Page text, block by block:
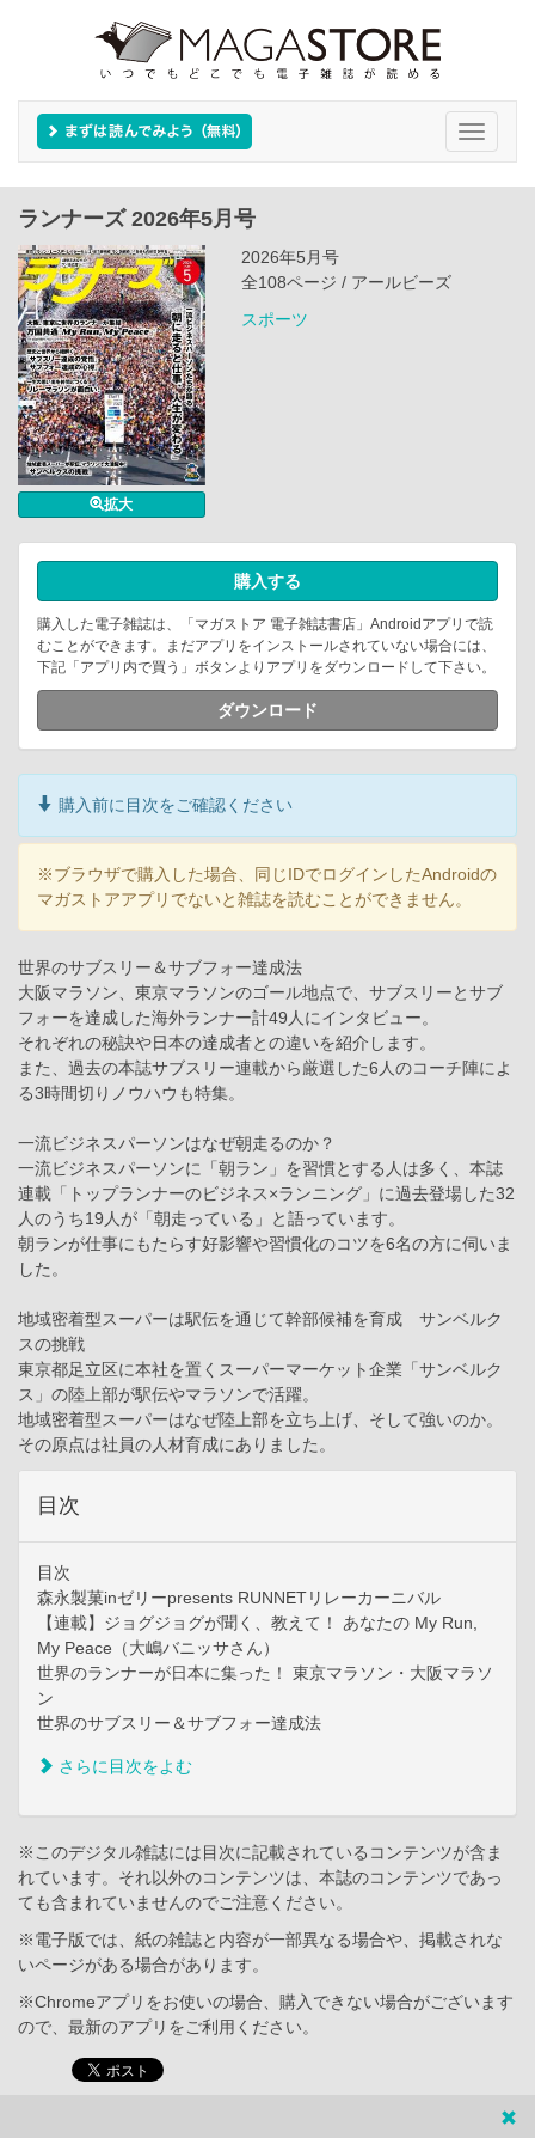
Toggle
ランナーズ 2026年5月号
拡大
2026年5月号
全108ページ / アールビーズ
スポーツ
購入する
購入した電子雑誌は、「マガストア 電子雑誌書店」Androidアプリで読
むことができます。まだアプリをインストールされていない場合には、
下記「アプリ内で買う」ボタンよりアプリをダウンロードして下さい。
ダウンロード
購入前に目次をご確認ください
※ブラウザで購入した場合、同じIDでログインしたAndroidの
マガストアアプリでないと雑誌を読むことができません。
世界のサブスリー＆サブフォー達成法
大阪マラソン、東京マラソンのゴール地点で、サブスリーとサブ
フォーを達成した海外ランナー計49人にインタビュー。
それぞれの秘訣や日本の達成者との違いを紹介します。
また、過去の本誌サブスリー連載から厳選した6人のコーチ陣によ
る3時間切りノウハウも特集。
一流ビジネスパーソンはなぜ朝走るのか？
一流ビジネスパーソンに「朝ラン」を習慣とする人は多く、本誌
連載「トップランナーのビジネス×ランニング」に過去登場した32
人のうち19人が「朝走っている」と語っています。
朝ランが仕事にもたらす好影響や習慣化のコツを6名の方に伺いま
した。
地域密着型スーパーは駅伝を通じて幹部候補を育成 サンベルク
スの挑戦
東京都足立区に本社を置くスーパーマーケット企業「サンベルク
ス」の陸上部が駅伝やマラソンで活躍。
地域密着型スーパーはなぜ陸上部を立ち上げ、そして強いのか。
その原点は社員の人材育成にありました。
目次
目次
森永製菓inゼリーpresents RUNNETリレーカーニバル
【連載】ジョグジョグが聞く、教えて！ あなたの My Run,
My Peace（大嶋バニッサさん）
世界のランナーが日本に集った！ 東京マラソン・大阪マラソ
ン
世界のサブスリー＆サブフォー達成法
さらに目次をよむ
※このデジタル雑誌には目次に記載されているコンテンツが含ま
れています。それ以外のコンテンツは、本誌のコンテンツであっ
ても含まれていませんのでご注意ください。
※電子版では、紙の雑誌と内容が一部異なる場合や、掲載されな
いページがある場合があります。
※Chromeアプリをお使いの場合、購入できない場合がございます
ので、最新のアプリをご利用ください。